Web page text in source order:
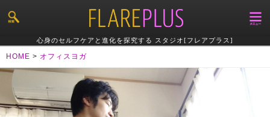
心身のセルフケアと進化を探究する スタジオ[フレアプラス]
HOME > オフィスヨガ